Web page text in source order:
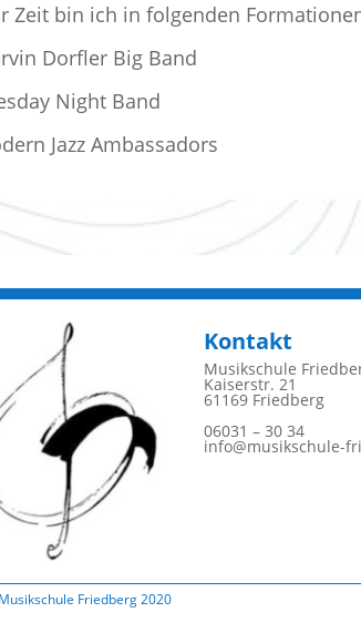
Zeit bin ich in folgenden
Dorfler Big Band
Night Band
Jazz Ambassadors
Kontakt
Musikschule
Kaiserstr. 21
61169 Friedberg
06031 – 30 34
info@musikschule-
Friedberg 2020